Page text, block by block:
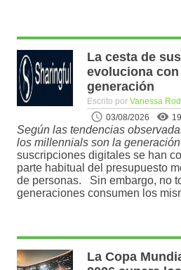
La cesta de
evoluciona con
generación
Escrito por Vanessa
03/08/2026
Según las tendencias
los millennials son la
suscripciones digitales se han
parte habitual del presupuesto
de personas. Sin embargo, no
generaciones consumen los
La Copa